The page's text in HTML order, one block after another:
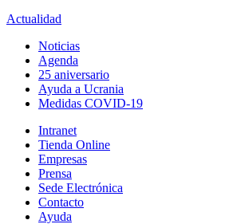
Actualidad
Noticias
Agenda
25 aniversario
Ayuda a Ucrania
Medidas COVID-19
Intranet
Tienda Online
Empresas
Prensa
Sede Electrónica
Contacto
Ayuda